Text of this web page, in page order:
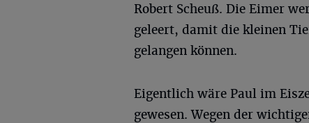
Robert Scheuß. Die Eimer
geleert, damit die kleinen
gelangen können.
Eigentlich wäre Paul im
gewesen. Wegen der